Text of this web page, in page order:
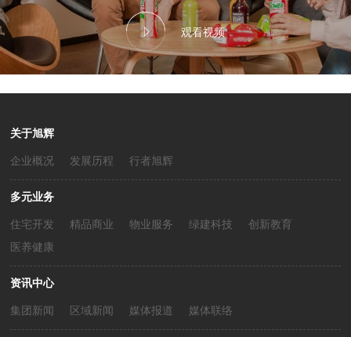
观看视频
关于旭辉
企业概况
发展历程 行者旭辉
多元业务
住宅开发
精品商业 物业服务 绿建科技
创新教育
医养健康
资讯中心
集团新闻
区域新闻 媒体报道 媒体联络